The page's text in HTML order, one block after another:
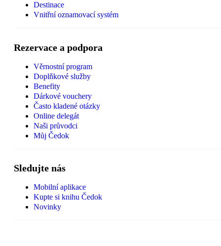
Destinace
Vnitřní oznamovací systém
Rezervace a podpora
Věrnostní program
Doplňkové služby
Benefity
Dárkové vouchery
Často kladené otázky
Online delegát
Naši průvodci
Můj Čedok
Sledujte nás
Mobilní aplikace
Kupte si knihu Čedok
Novinky